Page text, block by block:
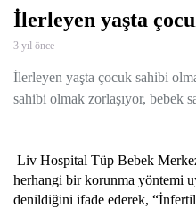
İlerleyen yaşta
3 yıl önce
İlerleyen yaşta çocuk sahibi
sahibi olmak zorlaşıyor, bebek
Liv Hospital Tüp Bebek
herhangi bir korunma yöntemi
denildiğini ifade ederek,